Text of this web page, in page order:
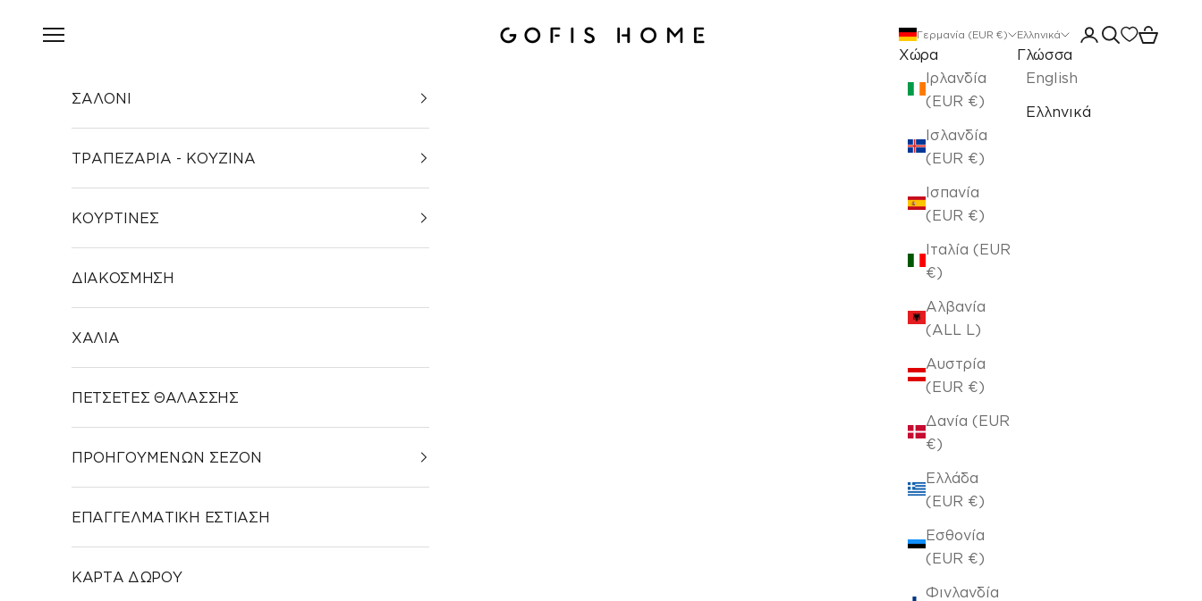
Gofis Home
Άνοιγμα μενού πλοήγησης Γερμανία (EUR €)
Χώρα
Ιρλανδία
(EUR €)
Ισλανδία
(EUR €)
Ισπανία
(EUR €)
Ιταλία (EUR
€)
Αλβανία
(ALL L)
Αυστρία
(EUR €)
Δανία (EUR
€)
Ελλάδα
(EUR €)
Εσθονία
(EUR €)
Φινλανδία
Ελληνικά
Γλώσσα
English
Ελληνικά
Άνοιγμα σελίδας
ΆνοιγμαΆνοιγμα
ΣΑΛΟΝΙ
ΤΡΑΠΕΖΑΡΙΑ - ΚΟΥΖΙΝΑ
ΚΟΥΡΤΙΝΕΣ
ΔΙΑΚΟΣΜΗΣΗ
ΧΑΛΙΑ
ΠΕΤΣΕΤΕΣ ΘΑΛΑΣΣΗΣ
ΠΡΟΗΓΟΥΜΕΝΩΝ ΣΕΖΟΝ
ΕΠΑΓΓΕΛΜΑΤΙΚΗ ΕΣΤΙΑΣΗ
ΚΑΡΤΑ ΔΩΡΟΥ